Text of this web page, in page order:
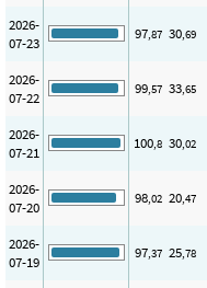
2026-
07-23
97,87 30,69
2026-
07-22
99,57 33,65
2026-
07-21
100,8 30,02
2026-
07-20
98,02 20,47
2026-
07-19
97,37 25,78